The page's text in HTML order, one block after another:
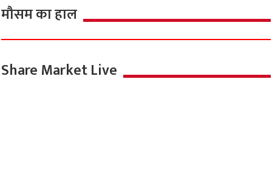
मौसम का हाल
Share Market Live